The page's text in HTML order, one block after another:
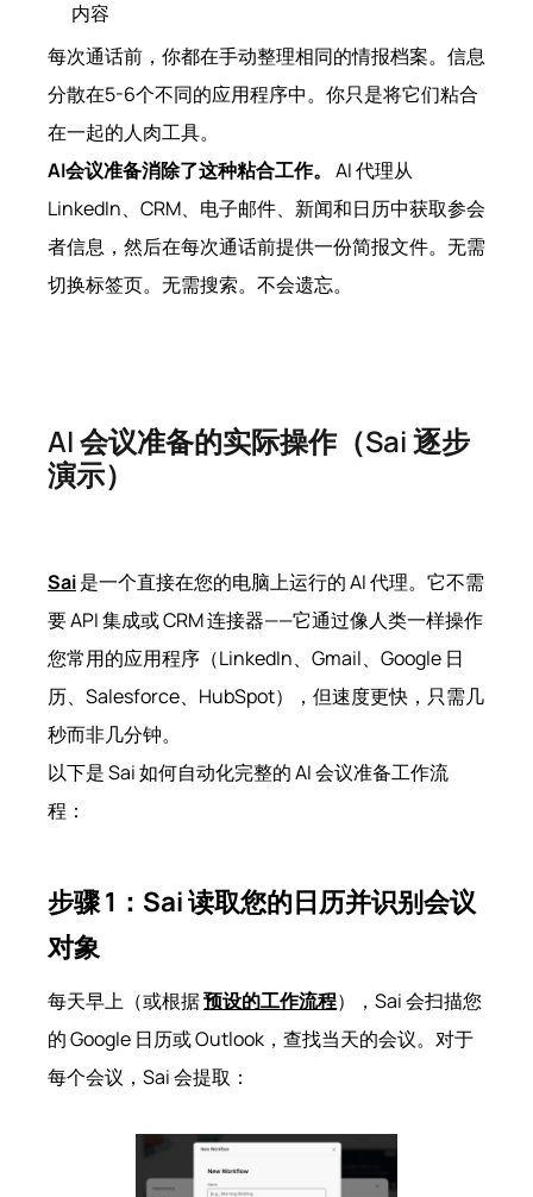
内容
每次通话前，你都在手动整理相同的情报档案。信息
分散在5-6个不同的应用程序中。你只是将它们粘合
在一起的人肉工具。
AI会议准备消除了这种粘合工作。 AI 代理从
LinkedIn、CRM、电子邮件、新闻和日历中获取参会
者信息，然后在每次通话前提供一份简报文件。无需
切换标签页。无需搜索。不会遗忘。
AI 会议准备的实际操作（Sai 逐步
演示）
Sai是一个直接在您的电脑上运行的 AI 代理。它不需
要 API 集成或 CRM 连接器——它通过像人类一样操作
您常用的应用程序（LinkedIn、Gmail、Google 日
历、Salesforce、HubSpot），但速度更快，只需几
秒而非几分钟。
以下是 Sai 如何自动化完整的 AI 会议准备工作流
程：
步骤 1：Sai 读取您的日历并识别会议
对象
每天早上（或根据预设的工作流程），Sai 会扫描您
的 Google 日历或 Outlook，查找当天的会议。对于
每个会议，Sai 会提取：